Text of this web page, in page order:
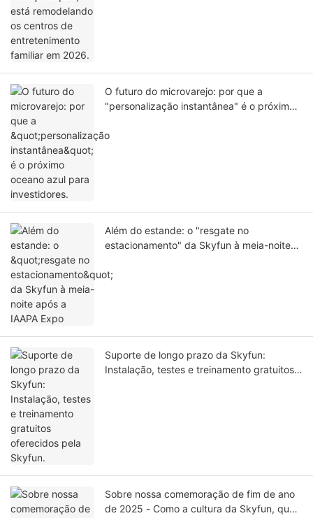
O futuro do microvarejo: por que a
"personalização instantânea" é o próximo
Além do estande: o "resgate no
estacionamento" da Skyfun à meia-noite
Suporte de longo prazo da Skyfun:
Instalação, testes e treinamento gratuitos
Sobre nossa comemoração de fim de ano
de 2025 - Como a cultura da Skyfun, que